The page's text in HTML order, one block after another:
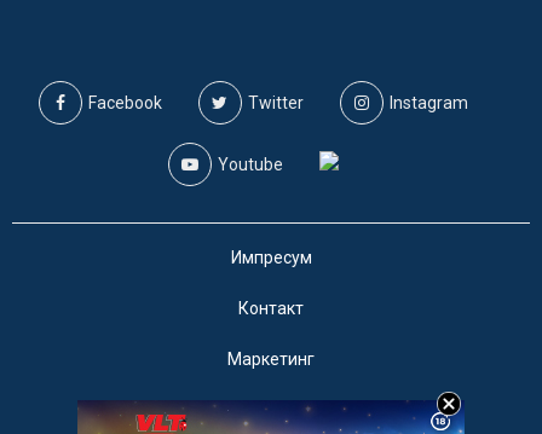
Facebook Twitter Instagram
Youtube
Импресум
Контакт
Маркетинг
Услови за користење